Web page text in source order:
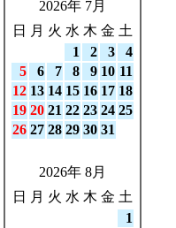
2026年 7月
日
月 火 水 木 金 土
1
2 3
4
5
6 7 8 9 10 11
12 13 14 15 16 17 18
19 20 21 22 23 24 25
26 27 28 29 30 31
2026年 8月
日
月 火 水 木 金 土
1